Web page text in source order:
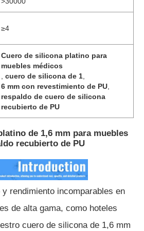
sofá
≥4
Cuero de silicona platino para
muebles médicos
,cuero de silicona de 1
6 mm con revestimiento de PU
respaldo de cuero de silicona
recubierto de PU
de 1,6 mm para muebles
recubierto de PU
rendimiento incomparables en
de alta gama, como hoteles
cuero de silicona de 1,6 mm